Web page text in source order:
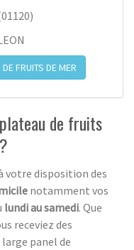
01120)
FRUITS DE MER
de fruits
votre disposition des
notamment vos
lundi au samedi. Que
receviez des
panel de